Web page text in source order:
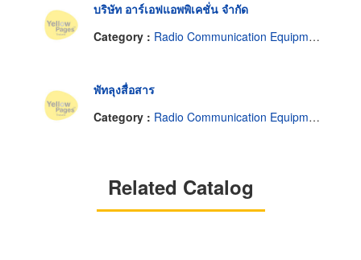
บริษัท อาร์เอฟแอพพิเคชั่น จำกัด
Category : Radio Communication Equipment & Systems
พัทลุงสื่อสาร
Category : Radio Communication Equipment & Systems
Related Catalog